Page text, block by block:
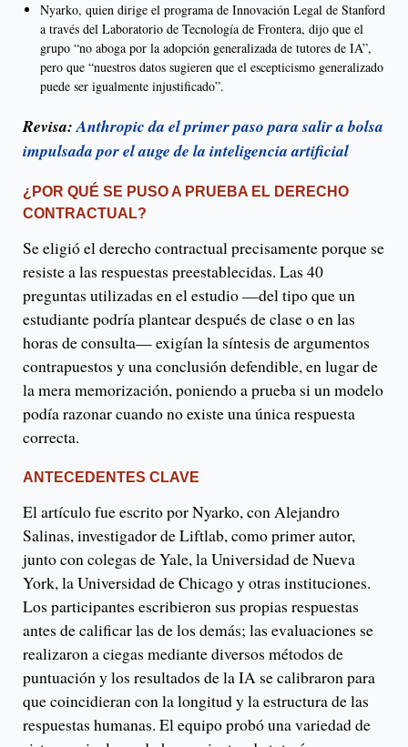
Nyarko, quien dirige el programa de Innovación Legal de Stanford
a través del Laboratorio de Tecnología de Frontera, dijo que el
grupo “no aboga por la adopción generalizada de tutores de IA”,
pero que “nuestros datos sugieren que el escepticismo generalizado
puede ser igualmente injustificado”.
Revisa:Anthropic da el primer paso para salir a bolsa
impulsada por el auge de la inteligencia artificial
¿POR QUÉ SE PUSO A PRUEBA EL DERECHO
CONTRACTUAL?
Se eligió el derecho contractual precisamente porque se
resiste a las respuestas preestablecidas. Las 40
preguntas utilizadas en el estudio —del tipo que un
estudiante podría plantear después de clase o en las
horas de consulta— exigían la síntesis de argumentos
contrapuestos y una conclusión defendible, en lugar de
la mera memorización, poniendo a prueba si un modelo
podía razonar cuando no existe una única respuesta
correcta.
ANTECEDENTES CLAVE
El artículo fue escrito por Nyarko, con Alejandro
Salinas, investigador de Liftlab, como primer autor,
junto con colegas de Yale, la Universidad de Nueva
York, la Universidad de Chicago y otras instituciones.
Los participantes escribieron sus propias respuestas
antes de calificar las de los demás; las evaluaciones se
realizaron a ciegas mediante diversos métodos de
puntuación y los resultados de la IA se calibraron para
que coincidieran con la longitud y la estructura de las
respuestas humanas. El equipo probó una variedad de